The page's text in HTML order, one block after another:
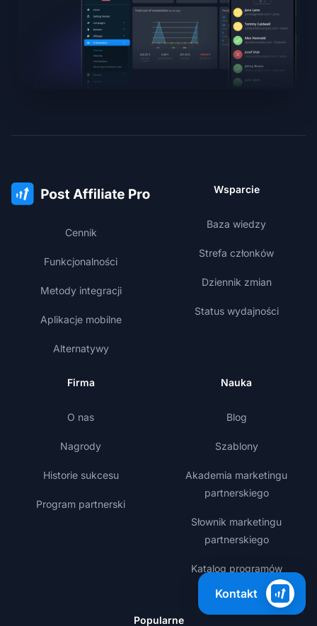
Cennik
Funkcjonalności
Metody integracji
Aplikacje mobilne
Alternatywy
Wsparcie
Baza wiedzy
Strefa członków
Dziennik zmian
Status wydajności
Firma
O nas
Nagrody
Historie sukcesu
Program partnerski
Nauka
Blog
Szablony
Akademia marketingu
partnerskiego
Słownik marketingu
partnerskiego
Katalog programów
Popularne
Kontakt